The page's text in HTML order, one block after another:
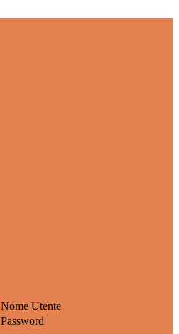
Nome Utente
Password